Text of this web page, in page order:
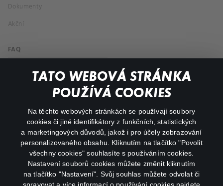
TATO WEBOVÁ STRÁNKA
POUŽÍVÁ COOKIES
Na těchto webových stránkách se používají soubory
cookies či jiné identifikátory z funkčních, statistických
a marketingových důvodů, jakož i pro účely zobrazování
personalizovaného obsahu. Kliknutím na tlačítko "Povolit
všechny cookies" souhlasíte s používáním cookies.
Nastavení souborů cookies můžete změnit kliknutím
na tlačítko "Nastavení". Svůj souhlas můžete odvolat či
Dokumenty
Akční
FAQ
Můj účet
Důležité odkazy
facebookinstagram
youtube